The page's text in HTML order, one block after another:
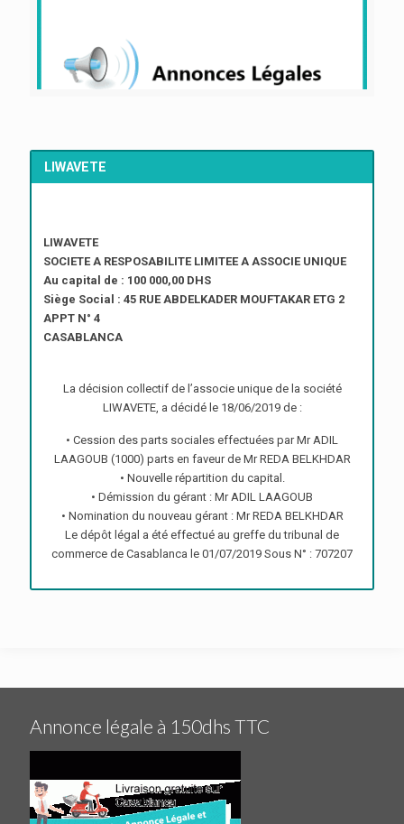
LIWAVETE
LIWAVETE
SOCIETE A RESPOSABILITE LIMITEE A ASSOCIE UNIQUE
Au capital de : 100 000,00 DHS
Siège Social : 45 RUE ABDELKADER MOUFTAKAR ETG 2
APPT N° 4
CASABLANCA
La décision collectif de l’associe unique de la société
LIWAVETE, a décidé le 18/06/2019 de :
• Cession des parts sociales effectuées par Mr ADIL
LAAGOUB (1000) parts en faveur de Mr REDA BELKHDAR
• Nouvelle répartition du capital.
• Démission du gérant : Mr ADIL LAAGOUB
• Nomination du nouveau gérant : Mr REDA BELKHDAR
Le dépôt légal a été effectué au greffe du tribunal de
commerce de Casablanca le 01/07/2019 Sous N° : 707207
Annonce légale à 150dhs TTC